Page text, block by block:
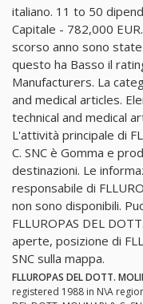
italiano. 11 to 50
Capitale - 782,000
scorso anno sono
questo ha Basso il
Manufacturers. La
and medical articles.
technical and medical
L'attività principale di
C. SNC è Gomma e
destinazioni. Le
responsabile di
non sono disponibili.
FLLUROPAS DEL
aperte, posizione di
SNC sulla mappa.
FLLUROPAS DEL DOTT.
registered 1988 in N\A